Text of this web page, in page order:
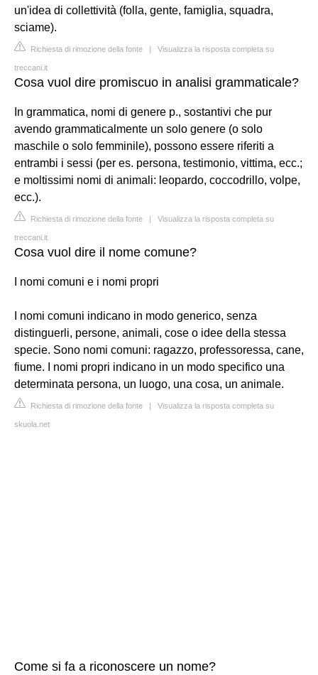
un'idea di collettività (folla, gente, famiglia, squadra,
sciame).
Richiesta di rimozione della fonte | Visualizza la risposta completa su
treccani.it
Cosa vuol dire promiscuo in analisi grammaticale?
In grammatica, nomi di genere p., sostantivi che pur
avendo grammaticalmente un solo genere (o solo
maschile o solo femminile), possono essere riferiti a
entrambi i sessi (per es. persona, testimonio, vittima, ecc.;
e moltissimi nomi di animali: leopardo, coccodrillo, volpe,
ecc.).
Richiesta di rimozione della fonte | Visualizza la risposta completa su
treccani.it
Cosa vuol dire il nome comune?
I nomi comuni e i nomi propri
I nomi comuni indicano in modo generico, senza
distinguerli, persone, animali, cose o idee della stessa
specie. Sono nomi comuni: ragazzo, professoressa, cane,
fiume. I nomi propri indicano in un modo specifico una
determinata persona, un luogo, una cosa, un animale.
Richiesta di rimozione della fonte | Visualizza la risposta completa su
skuola.net
Come si fa a riconoscere un nome?